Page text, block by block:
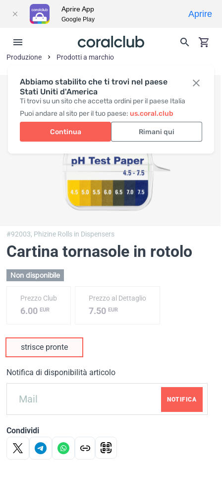
Abbiamo stabilito che ti trovi nel paese
Stati Uniti d'America
Ti trovi su un sito che accetta ordini per il paese Italia
Puoi andare al sito per il tuo paese: us.coral.club
Continua Rimani qui
Produzione Prodotti a marchio
#92003, Phizine Rolls in Dispensers
Cartina tornasole in rotolo
Non disponibile
Prezzo Club
6.00 EUR
Prezzo al Dettaglio
7.50EUR
strisce pronte
Notifica di disponibilità articolo
NOTIFICA
Condividi
Aprire App
Google Play
Aprire